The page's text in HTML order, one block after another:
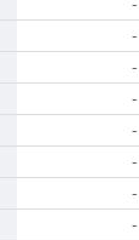
-
-
-
-
-
-
-
-